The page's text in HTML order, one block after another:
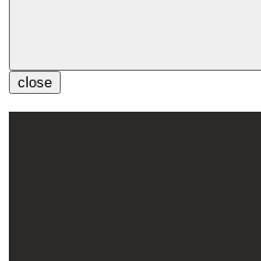
close